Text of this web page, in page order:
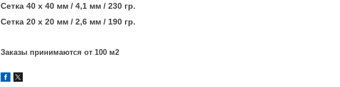
Сетка 40 х 40 мм / 4,1 мм / 230 гр.
Сетка 20 х 20 мм / 2,6 мм / 190 гр.
Заказы принимаются от 100 м2